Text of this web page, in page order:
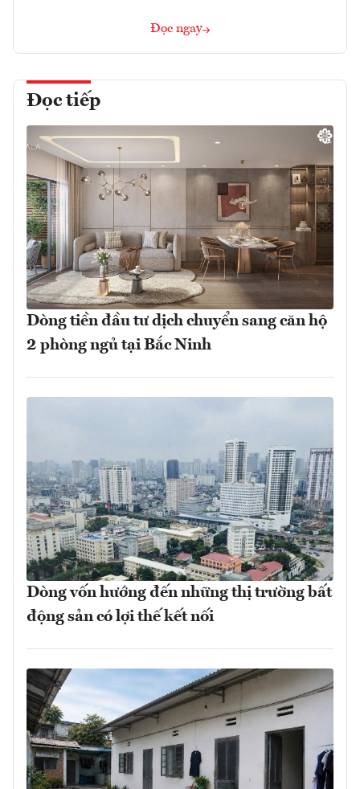
Đọc ngay
Đọc tiếp
Dòng tiền đầu tư dịch chuyển sang căn hộ
2 phòng ngủ tại Bắc Ninh
Dòng vốn hướng đến những thị trường bất
động sản có lợi thế kết nối